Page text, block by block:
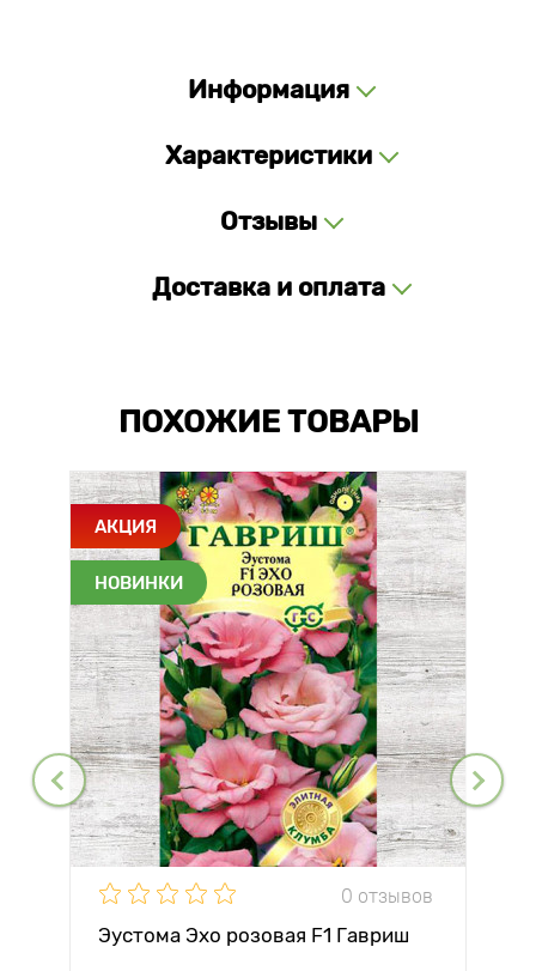
Информация
Характеристики
Отзывы
Доставка и оплата
ПОХОЖИЕ ТОВАРЫ
АКЦИЯ
НОВИНКИ
0 отзывов
Эустома Эхо розовая F1 Гавриш